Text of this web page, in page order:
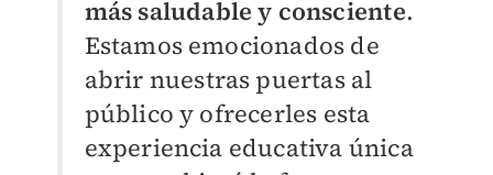
más saludable y consciente.
Estamos emocionados de
abrir nuestras puertas al
público y ofrecerles esta
experiencia educativa única